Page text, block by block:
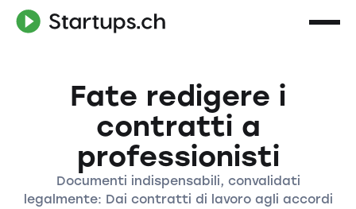
Fate redigere i
contratti a
professionisti
Documenti indispensabili, convalidati
legalmente: Dai contratti di lavoro agli accordi